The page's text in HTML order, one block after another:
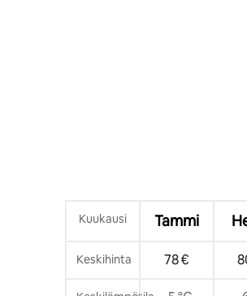
Kuukausi Tammi
Keskihinta 78 €